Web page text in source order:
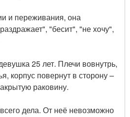
и переживания, она
"бесит", "не хочу",
25 лет. Плечи вовнутрь,
корпус повернут в сторону –
раковину.
дела. От неё невозможно